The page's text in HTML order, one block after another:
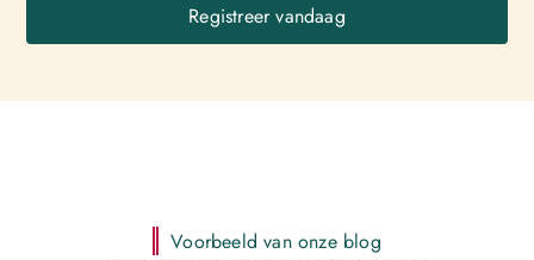
Registreer vandaag
Voorbeeld van onze blog